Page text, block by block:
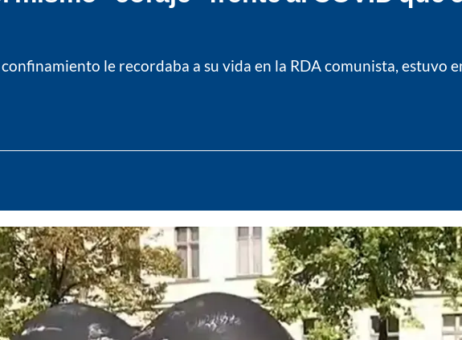
le recordaba a su vida en la RDA comunista, estuvo